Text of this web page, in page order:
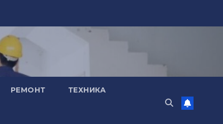
РЕМОНТ ТЕХНИКА